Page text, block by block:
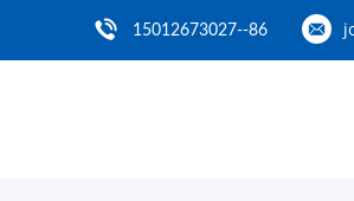
86--15012673027